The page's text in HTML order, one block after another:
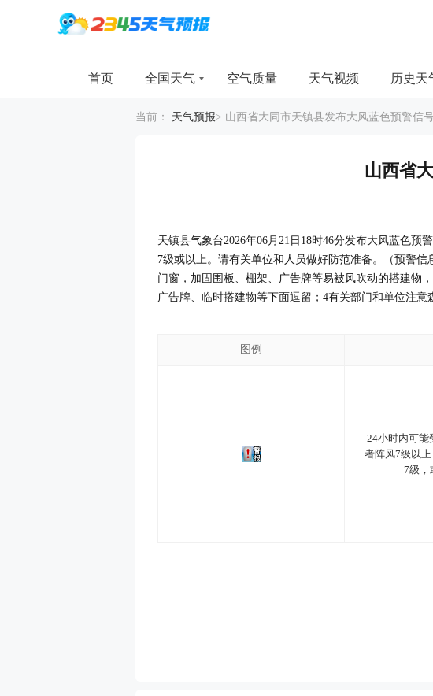
首页 全国天气 空气质量 天气视频 历史天
当前： 天气预报> 山西省大同市天镇县发布大风蓝色预警信
山西省
天镇县气象台2026年06月21日18时46分发布大风蓝色
7级或以上。请有关单位和人员做好防范准备。（预警
门窗，加固围板、棚架、广告牌等易被风吹动的搭建物
广告牌、临时搭建物等下面逗留；4有关部门和单位注意
图例
24小时内可能
者阵风7级以
7级，